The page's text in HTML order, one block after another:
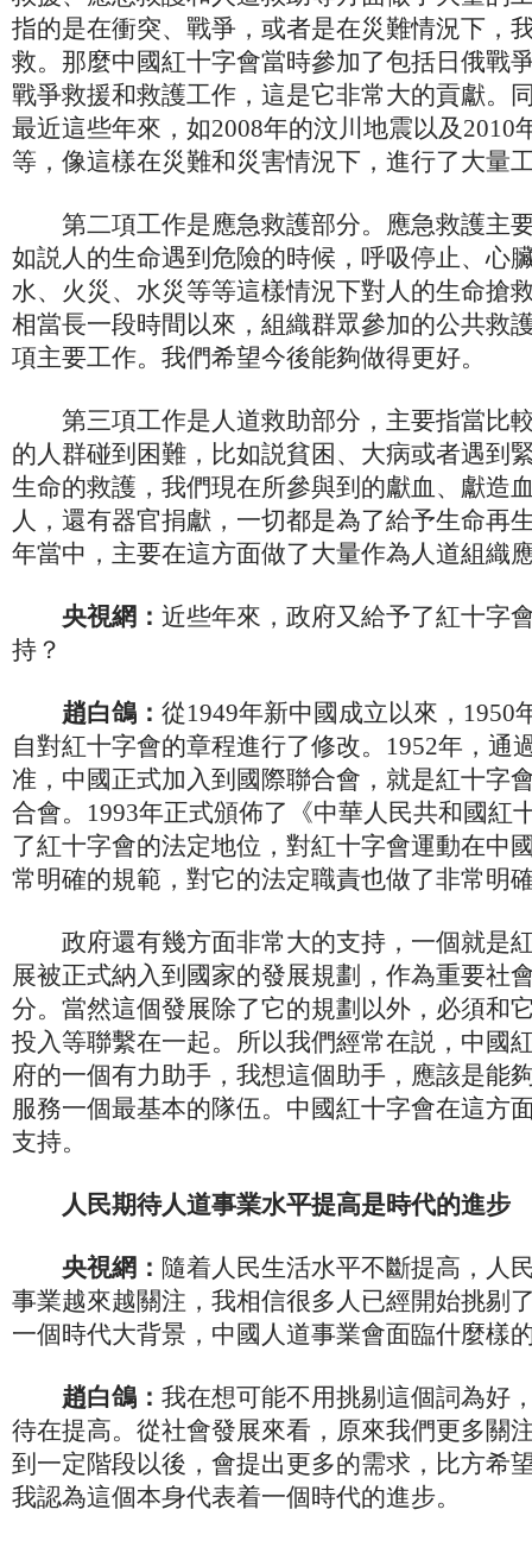
指的是在衝突、戰爭，或者是在災難情況下，
救。那麼中國紅十字會當時參加了包括日俄戰
戰爭救援和救護工作，這是它非常大的貢獻。
最近這些年來，如2008年的汶川地震以及2010
等，像這樣在災難和災害情況下，進行了大量
第二項工作是應急救護部分。應急救護主
如説人的生命遇到危險的時候，呼吸停止、心
水、火災、水災等等這樣情況下對人的生命搶
相當長一段時間以來，組織群眾參加的公共救
項主要工作。我們希望今後能夠做得更好。
第三項工作是人道救助部分，主要指當比
的人群碰到困難，比如説貧困、大病或者遇到
生命的救護，我們現在所參與到的獻血、獻造
人，還有器官捐獻，一切都是為了給予生命再
年當中，主要在這方面做了大量作為人道組織
央視網： 近些年來，政府又給予了紅十字
持？
趙白鴿： 從1949年新中國成立以來，1950
自對紅十字會的章程進行了修改。1952年，通
准，中國正式加入到國際聯合會，就是紅十字
合會。1993年正式頒佈了《中華人民共和國紅
了紅十字會的法定地位，對紅十字會運動在中
常明確的規範，對它的法定職責也做了非常明
政府還有幾方面非常大的支持，一個就是
展被正式納入到國家的發展規劃，作為重要社
分。當然這個發展除了它的規劃以外，必須和
投入等聯繫在一起。所以我們經常在説，中國
府的一個有力助手，我想這個助手，應該是能
服務一個最基本的隊伍。中國紅十字會在這方
支持。
人民期待人道事業水平提高是時代的進步
央視網： 隨着人民生活水平不斷提高，人
事業越來越關注，我相信很多人已經開始挑剔
一個時代大背景，中國人道事業會面臨什麼樣
趙白鴿： 我在想可能不用挑剔這個詞為好
待在提高。從社會發展來看，原來我們更多關
到一定階段以後，會提出更多的需求，比方希
我認為這個本身代表着一個時代的進步。